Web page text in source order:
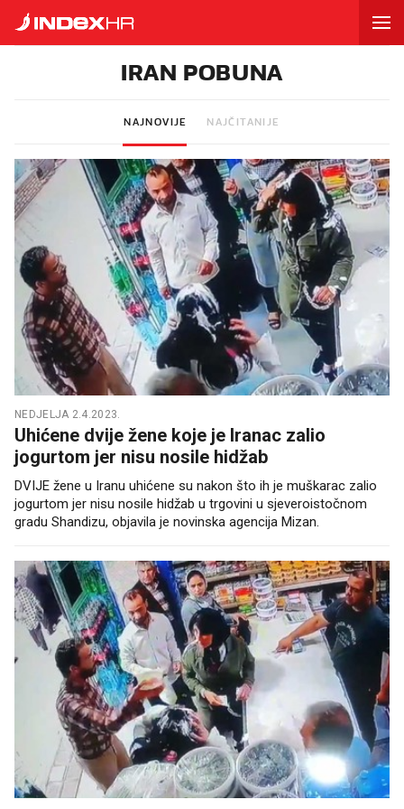
IRAN POBUNA
NAJNOVIJE NAJČITANIJE
NEDJELJA 2.4.2023.
Uhićene dvije žene koje je Iranac zalio
jogurtom jer nisu nosile hidžab
DVIJE žene u Iranu uhićene su nakon što ih je muškarac zalio
jogurtom jer nisu nosile hidžab u trgovini u sjeveroistočnom
gradu Shandizu, objavila je novinska agencija Mizan.